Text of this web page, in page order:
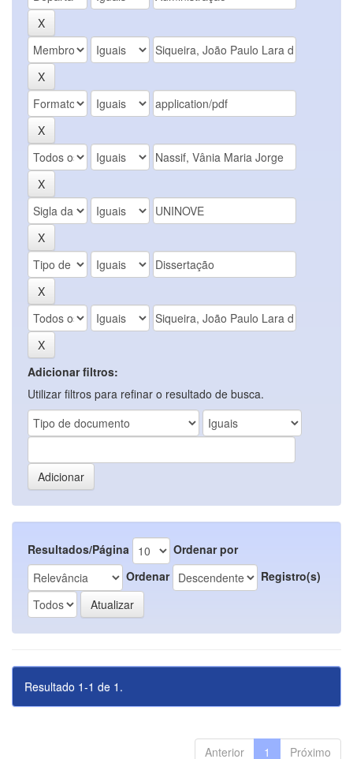
Adicionar filtros:
Utilizar filtros para refinar o resultado de busca.
Resultados/Página
Ordenar por
Ordenar
Registro(s)
Resultado 1-1 de 1.
Anterior 1 Próximo